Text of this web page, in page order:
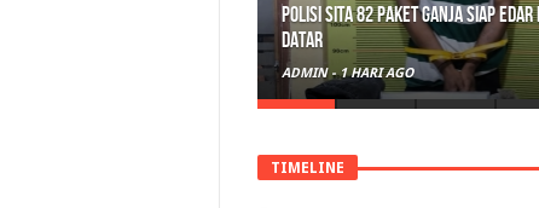
Polisi Sita 82 Paket Ganja Siap Edar
Datar
ADMIN -1 HARI AGO
TIMELINE